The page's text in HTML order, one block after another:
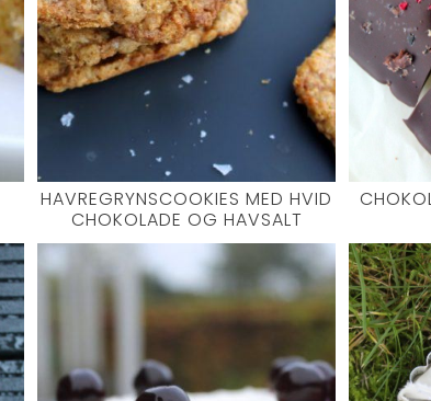
HAVREGRYNSCOOKIES MED HVID
CHOKOLADE OG HAVSALT